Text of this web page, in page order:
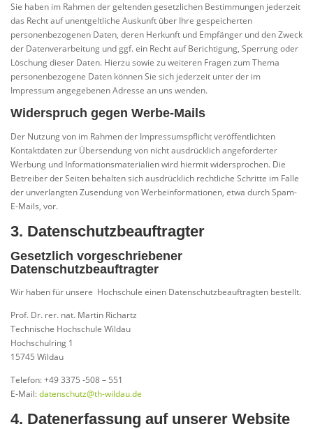
Sie haben im Rahmen der geltenden gesetzlichen Bestimmungen jederzeit
das Recht auf unentgeltliche Auskunft über Ihre gespeicherten
personenbezogenen Daten, deren Herkunft und Empfänger und den Zweck
der Datenverarbeitung und ggf. ein Recht auf Berichtigung, Sperrung oder
Löschung dieser Daten. Hierzu sowie zu weiteren Fragen zum Thema
personenbezogene Daten können Sie sich jederzeit unter der im
Impressum angegebenen Adresse an uns wenden.
Widerspruch gegen Werbe-Mails
Der Nutzung von im Rahmen der Impressumspflicht veröffentlichten
Kontaktdaten zur Übersendung von nicht ausdrücklich angeforderter
Werbung und Informationsmaterialien wird hiermit widersprochen. Die
Betreiber der Seiten behalten sich ausdrücklich rechtliche Schritte im Falle
der unverlangten Zusendung von Werbeinformationen, etwa durch Spam-
E-Mails, vor.
3. Datenschutzbeauftragter
Gesetzlich vorgeschriebener
Datenschutzbeauftragter
Wir haben für unsere Hochschule einen Datenschutzbeauftragten bestellt.
Prof. Dr. rer. nat. Martin Richartz
Technische Hochschule Wildau
Hochschulring 1
15745 Wildau
Telefon: +49 3375 -508 – 551
E-Mail:datenschutz@th-wildau.de
4. Datenerfassung auf unserer Website